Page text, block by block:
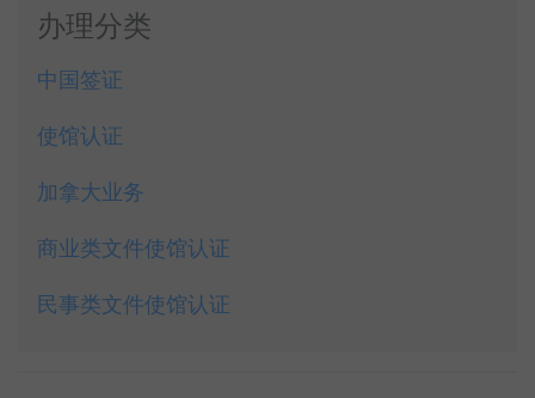
办理分类
中国签证
使馆认证
加拿大业务
商业类文件使馆认证
民事类文件使馆认证